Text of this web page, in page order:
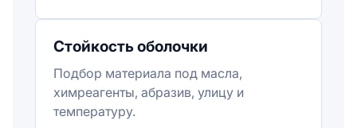
Стойкость оболочки
Подбор материала под масла,
химреагенты, абразив, улицу и
температуру.